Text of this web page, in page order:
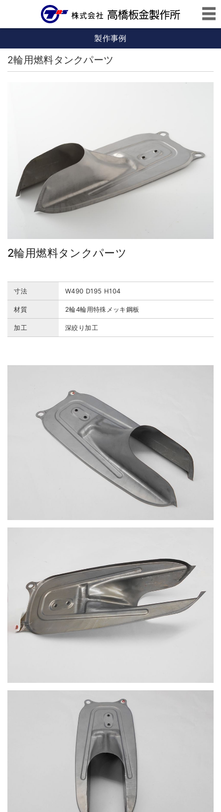
製作事例
2輪用燃料タンクパーツ
2輪用燃料タンクパーツ
寸法 W490 D195 H104
材質 2輪4輪用特殊メッキ鋼板
加工 深絞り加工